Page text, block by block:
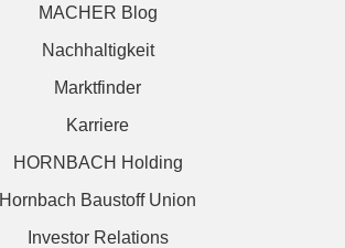
MACHER Blog
Nachhaltigkeit
Marktfinder
Karriere
HORNBACH Holding
Hornbach Baustoff Union
Investor Relations